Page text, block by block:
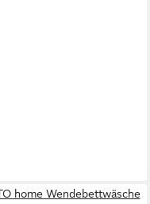
home Wendebettwäsche